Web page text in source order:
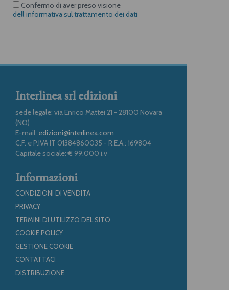
Confermo di aver preso visione
dell’informativa sul trattamento dei dati
Interlinea srl edizioni
sede legale: via Enrico Mattei 21 - 28100 Novara
(NO)
E-mail: edizioni@interlinea.com
C.F. e P.IVA IT 01384860035 - R.E.A.: 169804
Capitale sociale: € 99.000 i.v
Informazioni
CONDIZIONI DI VENDITA
PRIVACY
TERMINI DI UTILIZZO DEL SITO
COOKIE POLICY
GESTIONE COOKIE
CONTATTACI
DISTRIBUZIONE